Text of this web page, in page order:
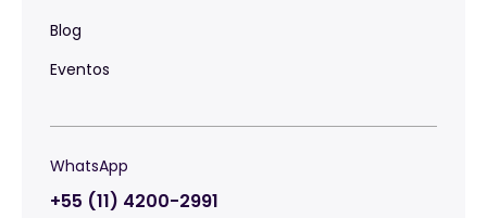
Blog
Eventos
WhatsApp
+55 (11) 4200-2991